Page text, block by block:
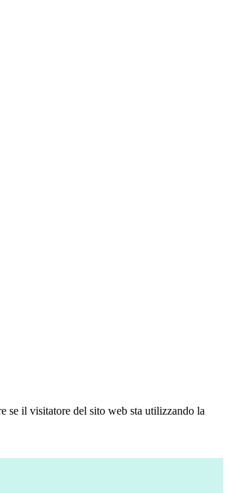
se il visitatore del sito web sta utilizzando la